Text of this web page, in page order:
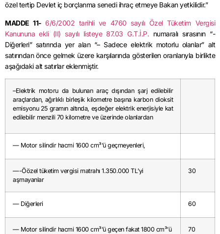
özel tertip Devlet iç borçlanma senedi ihraç etmeye Bakan yetkilidir.”
MADDE 11-6/6/2002 tarihli ve 4760 sayılı Özel Tüketim Vergisi
Kanununa ekli (II) sayılı listeye 87.03 G.T.İ.P. numaralı sırasının “-
Diğerleri” satırında yer alan “– Sadece elektrik motorlu olanlar” alt
satırından önce gelmek üzere karşılarında gösterilen oranlarıyla birlikte
aşağıdaki alt satırlar eklenmiştir.
–Elektrik motoru da bulunan araç dışından şarj edilebilir
araçlardan, ağırlıklı birleşik kilometre başına karbon dioksit
emisyonu 25 gramın altında, eşdeğer elektrik enerjisiyle kat
edilebilir menzili 70 kilometre ve üzerinde olanlardan
— Motor silindir hacmi 1600 cm³’ü geçmeyenleri,
—-Öözel tüketim vergisi matrahı 1.350.000 TL’yi
aşmayanlar
30
— Diğerleri 60
— Motor silindir hacmi 1600 cm³’ü geçen fakat 1800 cm³’ü
70